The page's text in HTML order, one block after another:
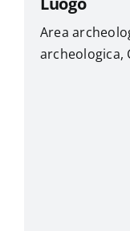
Area
archeologica,